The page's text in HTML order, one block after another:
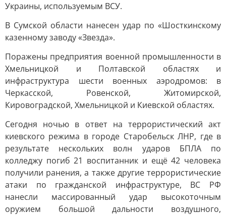
Украины, используемым ВСУ.
В Сумской области нанесен удар по «Шосткинскому
казенному заводу «Звезда».
Поражены предприятия военной промышленности в
Хмельницкой и Полтавской областях и
инфраструктура шести военных аэродромов: в
Черкасской, Ровенской, Житомирской,
Кировоградской, Хмельницкой и Киевской областях.
Сегодня ночью в ответ на террористический акт
киевского режима в городе Старобельск ЛНР, где в
результате нескольких волн ударов БПЛА по
колледжу погиб 21 воспитанник и ещё 42 человека
получили ранения, а также другие террористические
атаки по гражданской инфраструктуре, ВС РФ
нанесли массированный удар высокоточным
оружием большой дальности воздушного,